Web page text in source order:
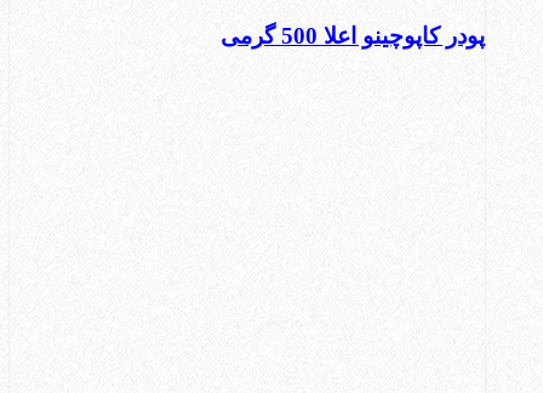
پودر کاپوچینو اعلا 500 گرمی